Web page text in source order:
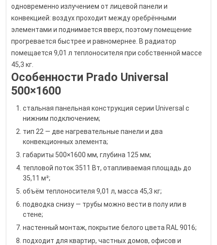
одновременно излучением от лицевой панели и
конвекцией: воздух проходит между оребрёнными
элементами и поднимается вверх, поэтому помещение
прогревается быстрее и равномернее. В радиатор
помещается 9,01 л теплоносителя при собственной массе
45,3 кг.
Особенности Prado Universal
500×1600
стальная панельная конструкция серии Universal с
нижним подключением;
тип 22 — две нагревательные панели и два
конвекционных элемента;
габариты 500×1600 мм, глубина 125 мм;
тепловой поток 3511 Вт, отапливаемая площадь до
35,11 м²;
объём теплоносителя 9,01 л, масса 45,3 кг;
подводка снизу — трубы можно вести в полу или в
стене;
настенный монтаж, покрытие белого цвета RAL 9016;
подходит для квартир, частных домов, офисов и